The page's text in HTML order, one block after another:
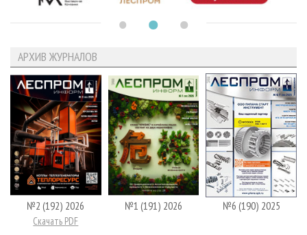
АРХИВ ЖУРНАЛОВ
№2 (192) 2026
Скачать PDF
№1 (191) 2026 №6 (190) 2025